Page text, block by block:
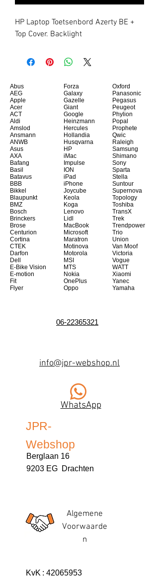
HP Laptop Toetsenbord Azerty BE +
Top Cover. Backlight
Abus
AEG
Apple
Acer
ACT
Aldi
Amslod
Ansmann
ANWB
Asus
AXA
Bafang
Basil
Batavus
BBB
Bikkel
Blaupunkt
BMZ
Bosch
Brinckers
Brose
Centurion
Cortina
CTEK
Darfon
Dell
E-Bike Vision
E-motion
Fit
Flyer
Forza
Galaxy
Gazelle
Giant
Google
Heinzmann
Hercules
Hollandia
Husqvarna
HP
iMac
Impulse
ION
iPad
iPhone
Joycube
Keola
Koga
Lenovo
Lidl
MacBook
Microsoft
Maratron
Motinova
Motorola
MSI
MTS
Nokia
OnePlus
Oppo
Oxford
Panasonic
Pegasus
Peugeot
Phylion
Popal
Prophete
Qwic
Raleigh
Samsung
Shimano
Sony
Sparta
Stella
Suntour
Supernova
Topology
Toshiba
TransX
Trek
Trendpower
Trio
Union
Van Moof
Victoria
Vogue
WATT
Xiaomi
Yanec
Yamaha
06-22365321
info@jpr-webshop.nl
WhatsApp
JPR-
Webshop
Berglaan 16
9203 EG Drachten
Algemene
Voorwaarde
n
KvK : 42065953